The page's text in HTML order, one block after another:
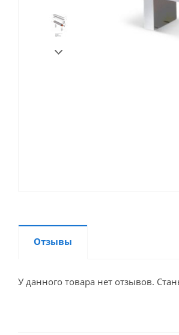
Отзывы
У данного товара нет отзывов.